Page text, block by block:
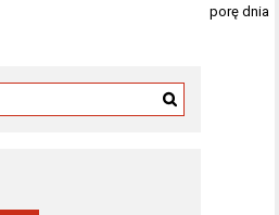
porę dnia